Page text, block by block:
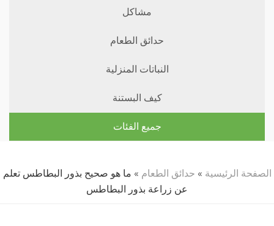
مشاكل
حدائق الطعام
النباتات المنزلية
كيف البستنة
جميع الفئات
الصفحة الرئيسية » حدائق الطعام » ما هو صحيح بذور البطاطس تعلم
عن زراعة بذور البطاطس